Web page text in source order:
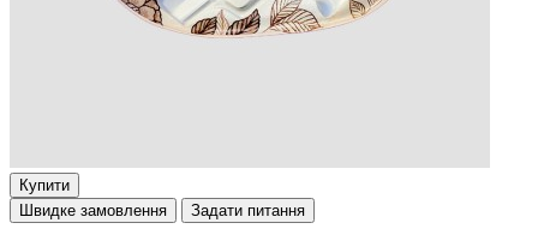
Купити
Швидке замовлення
Задати питання